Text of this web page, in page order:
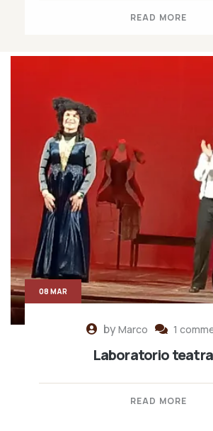
READ MORE
byMarco 1
Laboratorio
READ MORE
08 MAR